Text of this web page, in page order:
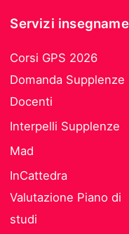
Servizi
Corsi GPS 2026
Domanda Supplenze
Docenti
Interpelli Supplenze
Mad
InCattedra
Valutazione Piano di
studi